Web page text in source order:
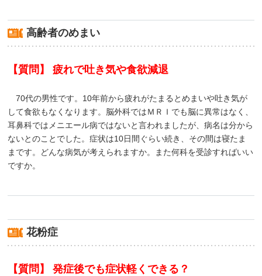
高齢者のめまい
【質問】 疲れで吐き気や食欲減退
70代の男性です。10年前から疲れがたまるとめまいや吐き気が
して食欲もなくなります。脳外科ではＭＲＩでも脳に異常はなく、
耳鼻科ではメニエール病ではないと言われましたが、病名は分から
ないとのことでした。症状は10日間ぐらい続き、その間は寝たま
まです。どんな病気が考えられますか。また何科を受診すればいい
ですか。
花粉症
【質問】 発症後でも症状軽くできる？